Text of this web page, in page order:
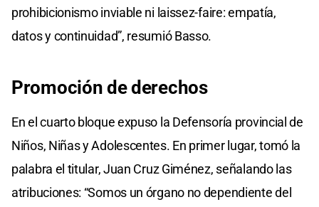
prohibicionismo inviable ni laissez-faire: empatía,
datos y continuidad”, resumió Basso.
Promoción de derechos
En el cuarto bloque expuso la Defensoría provincial de
Niños, Niñas y Adolescentes. En primer lugar, tomó la
palabra el titular, Juan Cruz Giménez, señalando las
atribuciones: “Somos un órgano no dependiente del